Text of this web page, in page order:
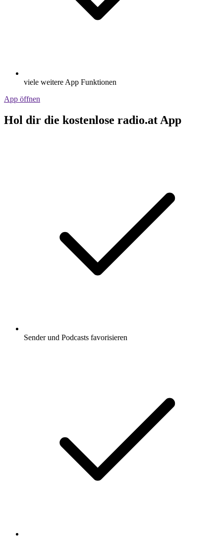
viele weitere App Funktionen
App öffnen
Hol dir die kostenlose radio.at App
Sender und Podcasts favorisieren